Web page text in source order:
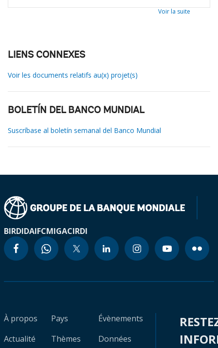
Voir la suite
LIENS CONNEXES
Voir les documents relatifs au(x) projet(s)
BOLETÍN DEL BANCO MUNDIAL
Suscríbase al boletín semanal del Banco Mundial
BIRDIDAIFCMIGACIRDI
À propos
Actualité
Pays
Thèmes
Évènements
Données